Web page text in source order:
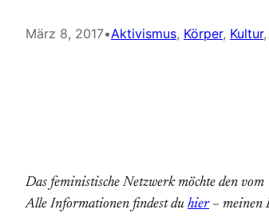
März 8, 2017•Aktivismus, Körper, Kultur,
Das feministische Netzwerk möchte den
Alle Informationen findest du hier– meinen